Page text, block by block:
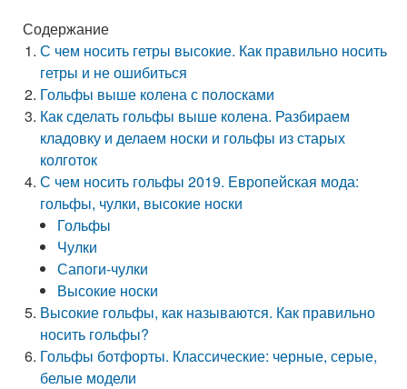
Содержание
С чем носить гетры высокие. Как правильно носить
гетры и не ошибиться
Гольфы выше колена с полосками
Как сделать гольфы выше колена. Разбираем
кладовку и делаем носки и гольфы из старых
колготок
С чем носить гольфы 2019. Европейская мода:
гольфы, чулки, высокие носки
Гольфы
Чулки
Сапоги-чулки
Высокие носки
Высокие гольфы, как называются. Как правильно
носить гольфы?
Гольфы ботфорты. Классические: черные, серые,
белые модели